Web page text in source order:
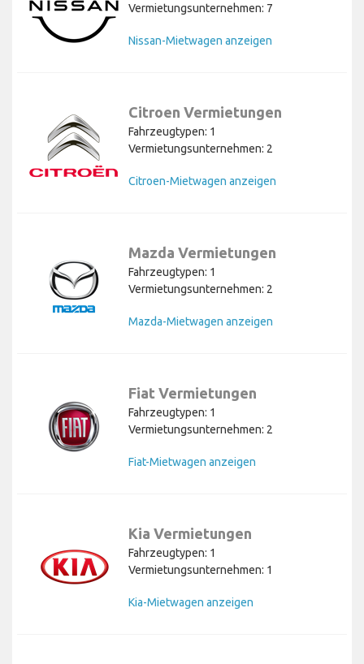
Vermietungsunternehmen: 7
Nissan-Mietwagen anzeigen
Citroen Vermietungen
Fahrzeugtypen: 1
Vermietungsunternehmen: 2
Citroen-Mietwagen anzeigen
Mazda Vermietungen
Fahrzeugtypen: 1
Vermietungsunternehmen: 2
Mazda-Mietwagen anzeigen
Fiat Vermietungen
Fahrzeugtypen: 1
Vermietungsunternehmen: 2
Fiat-Mietwagen anzeigen
Kia Vermietungen
Fahrzeugtypen: 1
Vermietungsunternehmen: 1
Kia-Mietwagen anzeigen